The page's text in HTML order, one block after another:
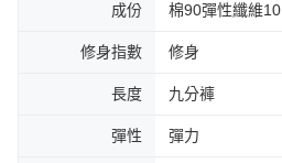
成份 棉90彈性纖維10
修身指數 修身
長度 九分褲
彈性 彈力